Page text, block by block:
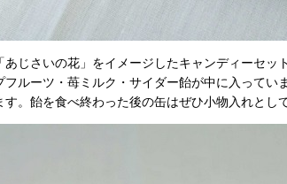
じさいの花」をイメージしたキャンディーセット
ルーツ・苺ミルク・サイダー飴が中に入っていま
。飴を食べ終わった後の缶はぜひ小物入れとし